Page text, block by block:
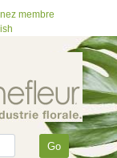
membre
Go